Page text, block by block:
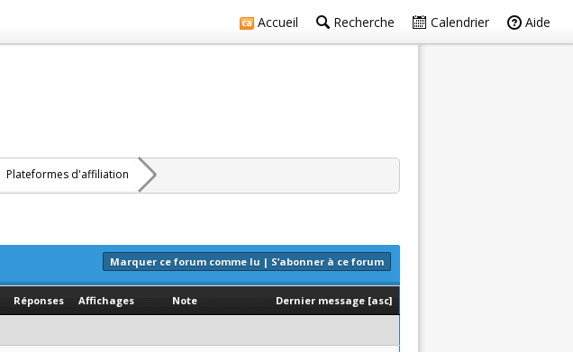
Accueil Recherche Calendrier Aide
Plateformes d'affiliation
Marquer ce forum comme lu | S’abonner à ce forum
Réponses Affichages Note Dernier message [asc]